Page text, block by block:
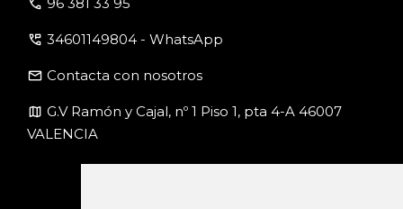
perm_phone_msg 34601149804 - WhatsApp
email Contacta con nosotros
map G.V Ramón y Cajal, nº 1 Piso 1, pta 4-A 46007
VALENCIA